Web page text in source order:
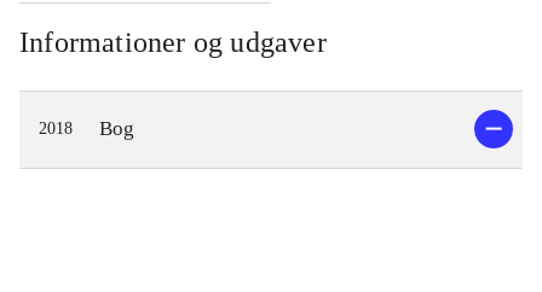
Informationer og udgaver
2018 Bog